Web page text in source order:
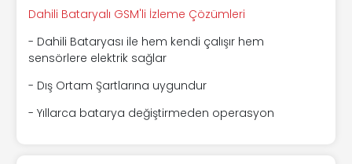
Dahili Bataryalı GSM'li İzleme Çözümleri
- Dahili Bataryası ile hem kendi çalışır hem
sensörlere elektrik sağlar
- Dış Ortam Şartlarına uygundur
- Yıllarca batarya değiştirmeden operasyon